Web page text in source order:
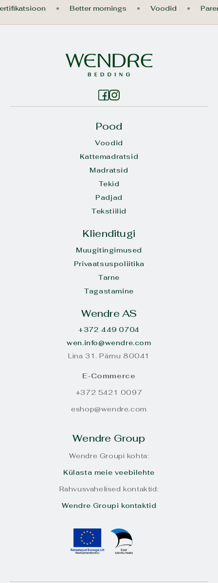
Better mornings Voodid
Pood
Voodid
Kattemadratsid
Madratsid
Tekid
Padjad
Tekstiilid
Klienditugi
Muugitingimused
Privaatsuspoliitika
Tarne
Tagastamine
Wendre AS
+372 449 0704
wen.info@wendre.com
Lina 31. Pärnu 80041
E-Commerce
+372 5421 0097
eshop@wendre.com
Wendre Group
Wendre Groupi kohta:
Külasta meie veebilehte
Rahvusvahelised kontaktid:
Wendre Groupi kontaktid